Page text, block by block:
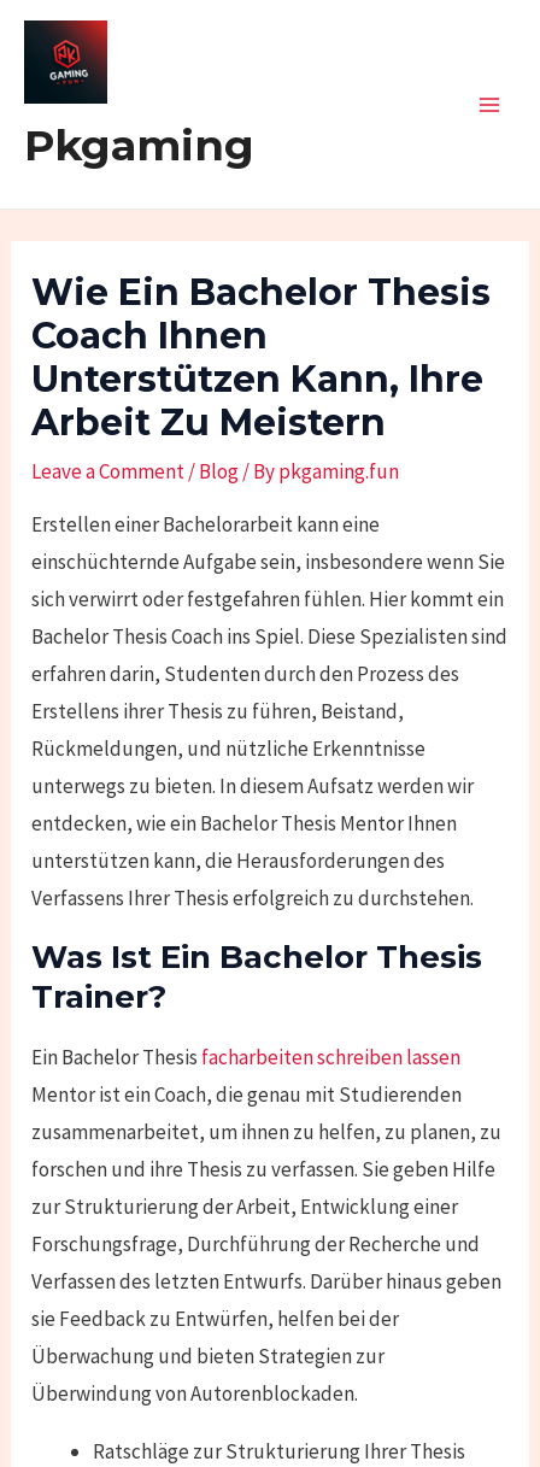
Skip
content
Pkgaming
Wie Ein Bachelor Thesis
Coach Ihnen
Unterstützen Kann, Ihre
Arbeit Zu Meistern
Leave a Comment/Blog/ Bypkgaming.fun
Erstellen einer Bachelorarbeit kann eine
einschüchternde Aufgabe sein, insbesondere wenn Sie
sich verwirrt oder festgefahren fühlen. Hier kommt ein
Bachelor Thesis Coach ins Spiel. Diese Spezialisten sind
erfahren darin, Studenten durch den Prozess des
Erstellens ihrer Thesis zu führen, Beistand,
Rückmeldungen, und nützliche Erkenntnisse
unterwegs zu bieten. In diesem Aufsatz werden wir
entdecken, wie ein Bachelor Thesis Mentor Ihnen
unterstützen kann, die Herausforderungen des
Verfassens Ihrer Thesis erfolgreich zu durchstehen.
Was Ist Ein Bachelor Thesis
Trainer?
Ein Bachelor Thesis facharbeiten schreiben lassen
Mentor ist ein Coach, die genau mit Studierenden
zusammenarbeitet, um ihnen zu helfen, zu planen, zu
forschen und ihre Thesis zu verfassen. Sie geben Hilfe
zur Strukturierung der Arbeit, Entwicklung einer
Forschungsfrage, Durchführung der Recherche und
Verfassen des letzten Entwurfs. Darüber hinaus geben
sie Feedback zu Entwürfen, helfen bei der
Überwachung und bieten Strategien zur
Überwindung von Autorenblockaden.
Ratschläge zur Strukturierung Ihrer Thesis
Post
navigation